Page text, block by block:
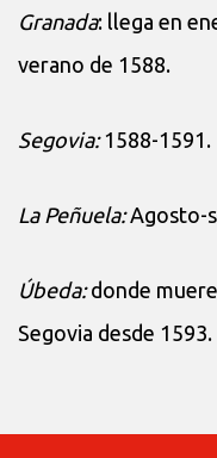
Granada: llega en
verano de 1588.
Segovia: 1588-1591.
La Peñuela:Agosto-
Úbeda:donde
Segovia desde 1593.